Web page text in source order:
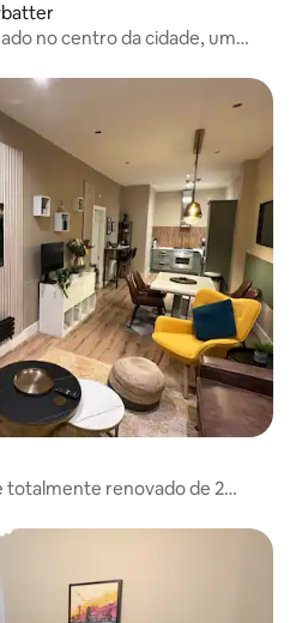
no centro da cidade, um
renovado de 2